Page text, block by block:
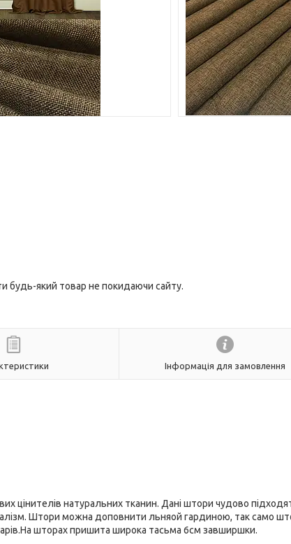
будь-який товар не покидаючи сайту.
Інформація для замовлення
цінителів натуральних тканин. Дані штори чудово
Штори можна доповнити льняой гардиною, так само
шторах пришита широка тасьма 6см завширшки.